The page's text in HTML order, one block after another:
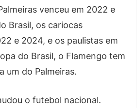
venceu em 2022 e
Brasil, os cariocas
e 2024, e os paulistas em
do Brasil, o Flamengo tem
um do Palmeiras.
o futebol nacional.